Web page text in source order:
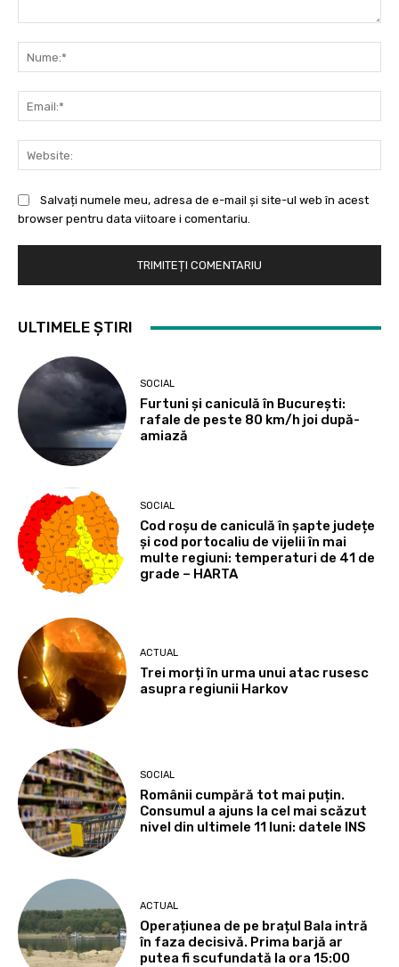
Salvați numele meu, adresa de e-mail și site-ul web în acest
browser pentru data viitoare i comentariu.
ULTIMELE ȘTIRI
SOCIAL
Furtuni și caniculă în București:
rafale de peste 80 km/h joi după-
amiază
SOCIAL
Cod roșu de caniculă în șapte județe
și cod portocaliu de vijelii în mai
multe regiuni: temperaturi de 41 de
grade – HARTA
ACTUAL
Trei morți în urma unui atac rusesc
asupra regiunii Harkov
SOCIAL
Românii cumpără tot mai puțin.
Consumul a ajuns la cel mai scăzut
nivel din ultimele 11 luni: datele INS
ACTUAL
Operațiunea de pe brațul Bala intră
în faza decisivă. Prima barjă ar
putea fi scufundată la ora 15:00